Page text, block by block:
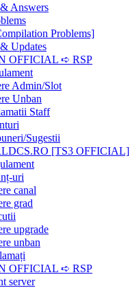
Answers
Problems]
Updates
OFFICIAL ➪ RSP
Admin/Slot
Unban
Staff
Sugestii
[TS3 OFFICIAL]
uri
canal
grad
upgrade
unban
OFFICIAL ➪ RSP
server